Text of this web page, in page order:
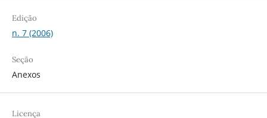
Edição
n. 7 (2006)
Seção
Anexos
Licença